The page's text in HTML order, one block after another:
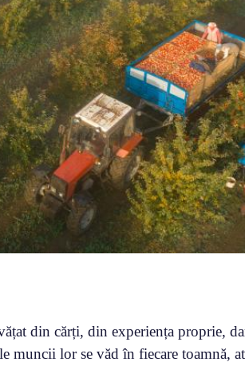
din cărți, din experiența proprie,
muncii lor se văd în fiecare toamnă,